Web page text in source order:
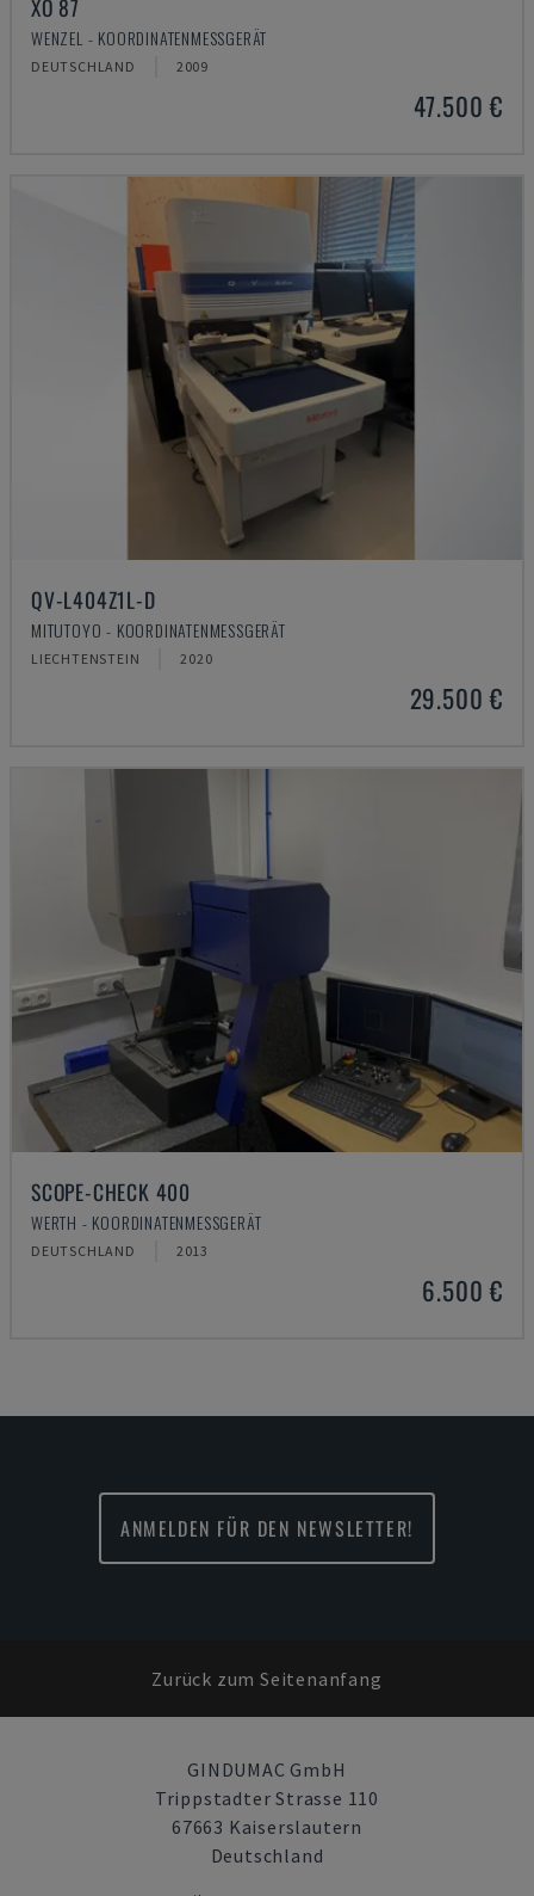
XO 87
WENZEL - KOORDINATENMESSGERÄT
DEUTSCHLAND 2009
47.500 €
QV-L404Z1L-D
MITUTOYO - KOORDINATENMESSGERÄT
LIECHTENSTEIN 2020
29.500 €
SCOPE-CHECK 400
WERTH - KOORDINATENMESSGERÄT
DEUTSCHLAND 2013
6.500 €
ANMELDEN FÜR DEN NEWSLETTER!
Zurück zum Seitenanfang
GINDUMAC GmbH
Trippstadter Strasse 110
67663 Kaiserslautern
Deutschland